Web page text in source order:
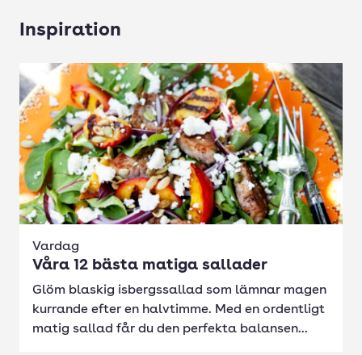
Inspiration
Vardag
Våra 12 bästa matiga sallader
Glöm blaskig isbergssallad som lämnar magen
kurrande efter en halvtimme. Med en ordentligt
matig sallad får du den perfekta balansen...